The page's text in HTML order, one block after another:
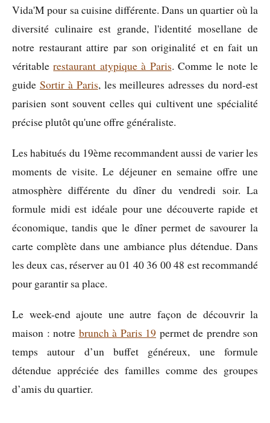
Vida'M pour sa cuisine différente. Dans un quartier où la
diversité culinaire est grande, l'identité mosellane de
notre restaurant attire par son originalité et en fait un
véritablerestaurant atypique à Paris. Comme le note le
guide Sortir à Paris, les meilleures adresses du nord-est
parisien sont souvent celles qui cultivent une spécialité
précise plutôt qu'une offre généraliste.
Les habitués du 19ème recommandent aussi de varier les
moments de visite. Le déjeuner en semaine offre une
atmosphère différente du dîner du vendredi soir. La
formule midi est idéale pour une découverte rapide et
économique, tandis que le dîner permet de savourer la
carte complète dans une ambiance plus détendue. Dans
les deux cas, réserver au 01 40 36 00 48 est recommandé
pour garantir sa place.
Le week-end ajoute une autre façon de découvrir la
maison : notre brunch à Paris 19 permet de prendre son
temps autour d’un buffet généreux, une formule
détendue appréciée des familles comme des groupes
d’amis du quartier.